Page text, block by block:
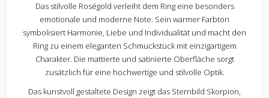
Das stilvolle Roségold verleiht dem Ring eine besonders
emotionale und moderne Note. Sein warmer Farbton
symbolisiert Harmonie, Liebe und Individualität und macht den
Ring zu einem eleganten Schmuckstück mit einzigartigem
Charakter. Die mattierte und satinierte Oberfläche sorgt
zusätzlich für eine hochwertige und stilvolle Optik.
Das kunstvoll gestaltete Design zeigt das Sternbild Skorpion,